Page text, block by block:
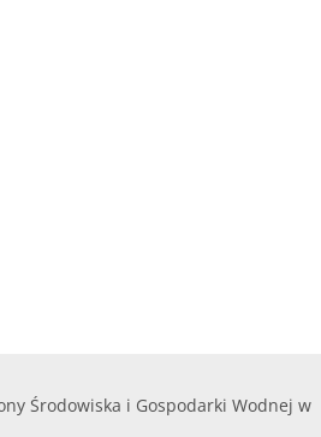
Środowiska i Gospodarki Wodnej w